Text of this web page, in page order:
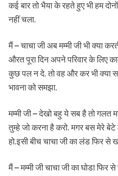
कई बार तो भैया के रहते हुए भी हम
नहीं चला.
मैं – चाचा जी अब मम्मी जी भी क्या
औरत पूरा दिन अपने परिवार के लिए
कुछ पल न दे. तो वह और कर भी क्या
भावना को समझा.
मम्मी जी – देखो बहु ये सब है तो गलत
तुम्हे जो करना है करो. मगर बस मेरे
हो.इसी बीच चाचा जी का लंड फिर से
मैं – मम्मी जी चाचा जी का घोडा फिर